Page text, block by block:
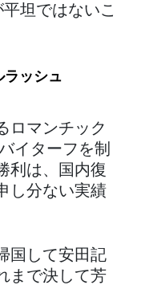
坦ではないこ
ッシュ
ロマンチック
イターフを制
利は、国内復
し分ない実績
国して安田記
まで決して芳